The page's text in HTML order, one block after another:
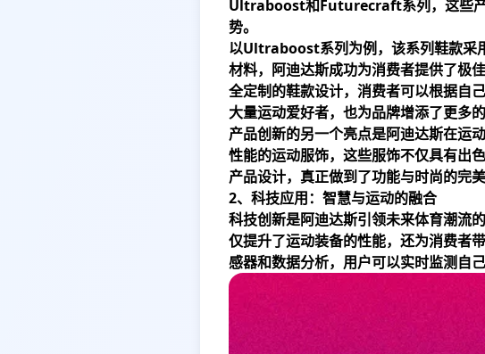
Ultraboost和Futurecraft系列，这些产
势。
以Ultraboost系列为例，该系列鞋款采
材料，阿迪达斯成功为消费者提供了
全定制的鞋款设计，消费者可以根据自
大量运动爱好者，也为品牌增添了更多
产品创新的另一个亮点是阿迪达斯在运
性能的运动服饰，这些服饰不仅具有出
产品设计，真正做到了功能与时尚的完美
2、科技应用：智慧与运动的融合
科技创新是阿迪达斯引领未来体育潮流
仅提升了运动装备的性能，还为消费者
感器和数据分析，用户可以实时监测自